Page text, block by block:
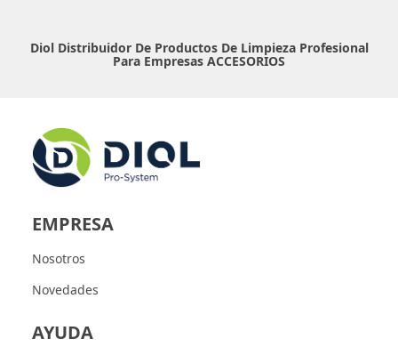
Diol Distribuidor De Productos De Limpieza Profesional
Para Empresas ACCESORIOS
EMPRESA
Nosotros
Novedades
AYUDA